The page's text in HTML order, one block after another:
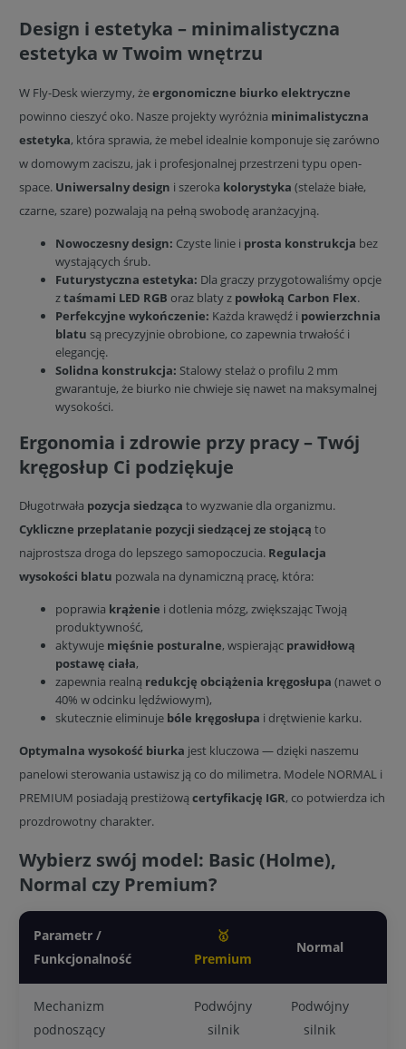
Design i estetyka – minimalistyczna
estetyka w Twoim wnętrzu
W Fly-Desk wierzymy, żeergonomiczne biurko elektryczne
powinno cieszyć oko. Nasze projekty wyróżnia minimalistyczna
estetyka, która sprawia, że mebel idealnie komponuje się zarówno
w domowym zaciszu, jak i profesjonalnej przestrzeni typu open-
space. Uniwersalny design i szeroka kolorystyka (stelaże białe,
czarne, szare) pozwalają na pełną swobodę aranżacyjną.
Nowoczesny design: Czyste linie i prosta konstrukcja bez
wystających śrub.
Futurystyczna estetyka: Dla graczy przygotowaliśmy opcje
ztaśmami LED RGB oraz blaty z powłoką Carbon Flex.
Perfekcyjne wykończenie: Każda krawędź i powierzchnia
blatu są precyzyjnie obrobione, co zapewnia trwałość i
elegancję.
Solidna konstrukcja: Stalowy stelaż o profilu 2 mm
gwarantuje, że biurko nie chwieje się nawet na maksymalnej
wysokości.
Ergonomia i zdrowie przy pracy – Twój
kręgosłup Ci podziękuje
Długotrwała pozycja siedząca to wyzwanie dla organizmu.
Cykliczne przeplatanie pozycji siedzącej ze stojącą to
najprostsza droga do lepszego samopoczucia. Regulacja
wysokości blatu pozwala na dynamiczną pracę, która:
poprawia krążenie i dotlenia mózg, zwiększając Twoją
produktywność,
aktywuje mięśnie posturalne, wspierając prawidłową
postawę ciała,
zapewnia realną redukcję obciążenia kręgosłupa (nawet o
40% w odcinku lędźwiowym),
skutecznie eliminuje bóle kręgosłupa i drętwienie karku.
Optymalna wysokość biurka jest kluczowa — dzięki naszemu
panelowi sterowania ustawisz ją co do milimetra. Modele NORMAL i
PREMIUM posiadają prestiżowącertyfikację IGR, co potwierdza ich
prozdrowotny charakter.
Wybierz swój model: Basic (Holme),
Normal czy Premium?
Parametr /
Funkcjonalność
🥇
Premium
Normal
Mechanizm
podnoszący
Podwójny
silnik
Podwójny
silnik